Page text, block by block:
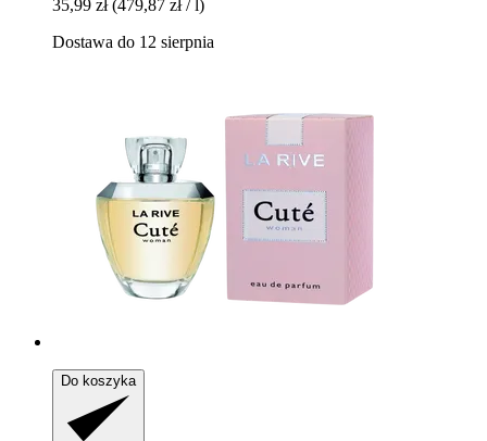
35,99 zł (479,87 zł / l)
Dostawa do 12 sierpnia
Do koszyka